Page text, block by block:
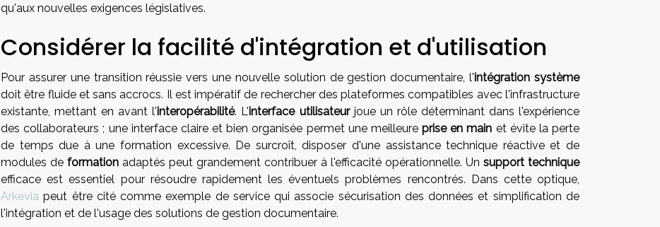
qu'aux nouvelles exigences législatives.
Considérer la facilité d'intégration et d'utilisation
Pour assurer une transition réussie vers une nouvelle solution de gestion documentaire, l'intégration système
doit être fluide et sans accrocs. Il est impératif de rechercher des plateformes compatibles avec l'infrastructure
existante, mettant en avant l'interopérabilité. L'interface utilisateurjoue un rôle déterminant dans l'expérience
des collaborateurs ; une interface claire et bien organisée permet une meilleure prise en main et évite la perte
de temps due à une formation excessive. De surcroît, disposer d'une assistance technique réactive et de
modules de formation adaptés peut grandement contribuer à l'efficacité opérationnelle. Un support technique
efficace est essentiel pour résoudre rapidement les éventuels problèmes rencontrés. Dans cette optique,
Arkevia peut être cité comme exemple de service qui associe sécurisation des données et simplification de
l'intégration et de l'usage des solutions de gestion documentaire.